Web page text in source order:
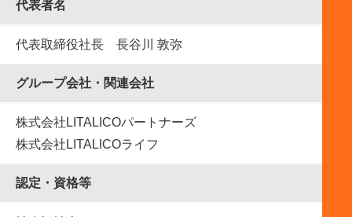
代表者名
代表取締役社長 長谷川 敦弥
グループ会社・関連会社
株式会社LITALICOパートナーズ
株式会社LITALICOライフ
認定・資格等